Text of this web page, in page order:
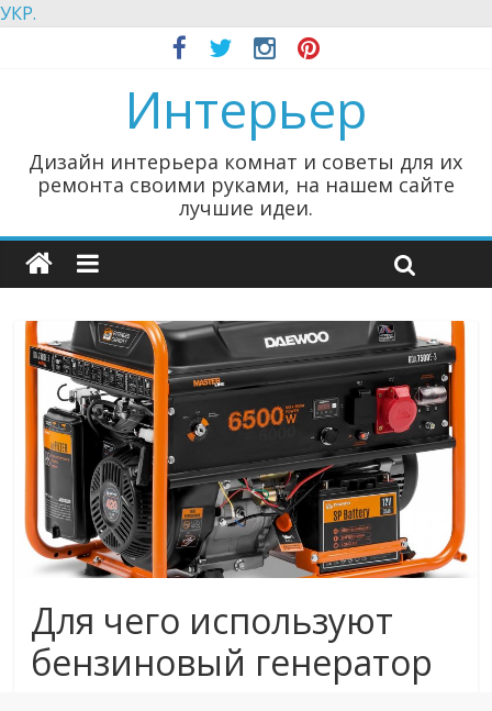
УКР.
Интерьер
Дизайн интерьера комнат и советы для их
ремонта своими руками, на нашем сайте
лучшие идеи.
Для чего используют
бензиновый генератор